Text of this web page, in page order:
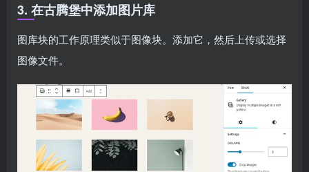
3. 在古腾堡中添加图片库
图库块的工作原理类似于图像块。添加它，然后上传或选择
图像文件。